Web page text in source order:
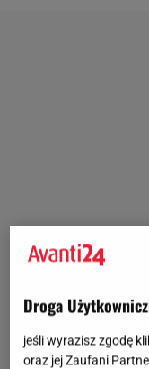
Droga
jeśli wyrazisz zgodę
oraz jej Zaufani